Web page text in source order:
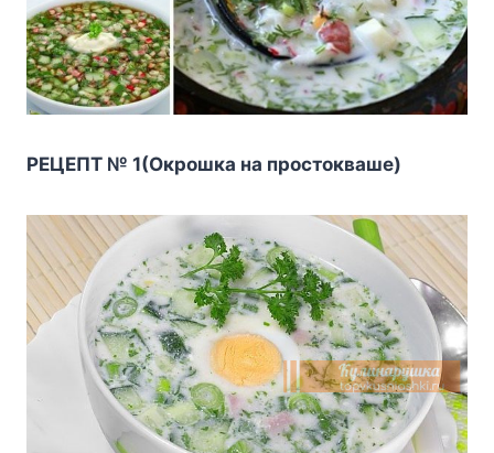
PEЦEПT № 1(Oкpoшкa нa пpocтoквaшe)